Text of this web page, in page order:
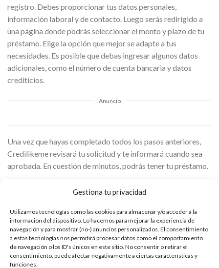
Gestiona tu privacidad
Utilizamos tecnologías como las cookies para almacenar y/o acceder a la
información del dispositivo. Lo hacemos para mejorar la experiencia de
navegación y para mostrar (no-) anuncios personalizados. El consentimiento
a estas tecnologías nos permitirá procesar datos como el comportamiento
de navegación o los ID's únicos en este sitio. No consentir o retirar el
consentimiento, puede afectar negativamente a ciertas características y
funciones.
registro. Debes proporcionar tus datos personales,
información laboral y de contacto. Luego serás redirigido a
una página donde podrás seleccionar el monto y plazo de tu
préstamo. Elige la opción que mejor se adapte a tus
necesidades. Es posible que debas ingresar algunos datos
adicionales, como el número de cuenta bancaria y datos
crediticios.
Anuncio
Una vez que hayas completado todos los pasos anteriores,
Credilikeme revisará tu solicitud y te informará cuando sea
aprobada. En cuestión de minutos, podrás tener tu préstamo.
Credilikeme destaca por la rapidez en el procesamiento de
realizan en minutos, permitiendo a los solicitantes obtener los
fondos necesarios de manera rápida. Este aspecto es crucial
para aquellos que enfrentan situaciones financieras urgentes.
¡Dinero en tus manos! Cómo obtener tu préstamo